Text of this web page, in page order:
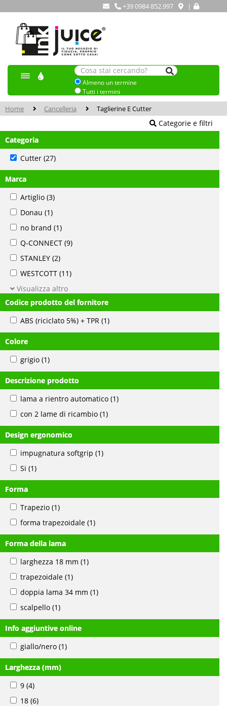
+39 0984 852.997 |
Almeno un termine
Tutti i termini
Home Cancelleria Taglierine E Cutter
Categorie e filtri
Categoria
Cutter (27)
Marca
Artiglio (3)
Donau (1)
no brand (1)
Q-CONNECT (9)
STANLEY (2)
WESTCOTT (11)
Visualizza altro
Codice prodotto del fornitore
ABS (riciclato 5%) + TPR (1)
Colore
grigio (1)
Descrizione prodotto
lama a rientro automatico (1)
con 2 lame di ricambio (1)
Design ergonomico
impugnatura softgrip (1)
Si (1)
Forma
Trapezio (1)
forma trapezoidale (1)
Forma della lama
larghezza 18 mm (1)
trapezoidale (1)
doppia lama 34 mm (1)
scalpello (1)
Info aggiuntive online
giallo/nero (1)
Larghezza (mm)
9 (4)
18 (6)